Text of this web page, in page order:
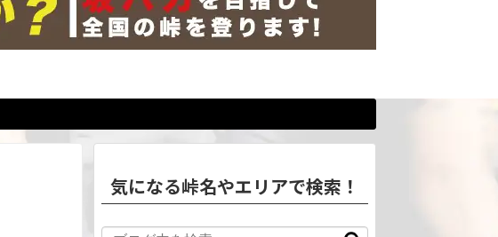
気になる峠名やエリアで検索！